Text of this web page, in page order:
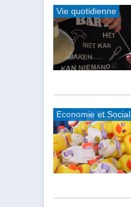
Vie quotidienne
Economie et Social